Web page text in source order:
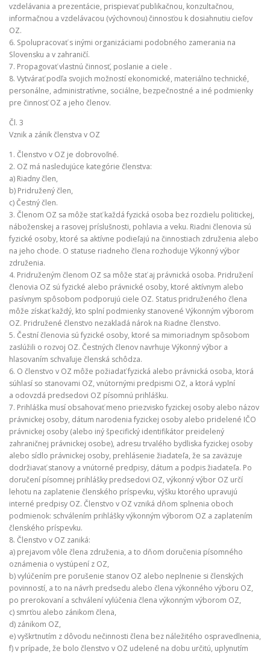
vzdelávania a prezentácie, prispievať publikačnou, konzultačnou,
informačnou a vzdelávacou (výchovnou) činnosťou k dosiahnutiu cieľov
OZ.
6. Spolupracovať s inými organizáciami podobného zamerania na
Slovensku a v zahraničí.
7. Propagovať vlastnú činnosť, poslanie a ciele .
8. Vytvárať podľa svojich možností ekonomické, materiálno technické,
personálne, administratívne, sociálne, bezpečnostné a iné podmienky
pre činnosť OZ a jeho členov.
Čl. 3
Vznik a zánik členstva v OZ
1. Členstvo v OZ je dobrovoľné.
2. OZ má nasledujúce kategórie členstva:
a) Riadny člen,
b) Pridružený člen,
c) Čestný člen.
3. Členom OZ sa môže stať každá fyzická osoba bez rozdielu politickej,
náboženskej a rasovej príslušnosti, pohlavia a veku. Riadni členovia sú
fyzické osoby, ktoré sa aktívne podieľajú na činnostiach združenia alebo
na jeho chode. O statuse riadneho člena rozhoduje Výkonný výbor
združenia.
4. Pridruženým členom OZ sa môže stať aj právnická osoba. Pridružení
členovia OZ sú fyzické alebo právnické osoby, ktoré aktívnym alebo
pasívnym spôsobom podporujú ciele OZ. Status pridruženého člena
môže získať každý, kto splní podmienky stanovené Výkonným výborom
OZ. Pridružené členstvo nezakladá nárok na Riadne členstvo.
5. Čestní členovia sú fyzické osoby, ktoré sa mimoriadnym spôsobom
zaslúžili o rozvoj OZ. Čestných členov navrhuje Výkonný výbor a
hlasovaním schvaľuje členská schôdza.
6. O členstvo v OZ môže požiadať fyzická alebo právnická osoba, ktorá
súhlasí so stanovami OZ, vnútornými predpismi OZ, a ktorá vyplní
a odovzdá predsedovi OZ písomnú prihlášku.
7. Prihláška musí obsahovať meno priezvisko fyzickej osoby alebo názov
právnickej osoby, dátum narodenia fyzickej osoby alebo pridelené IČO
právnickej osoby (alebo iný špecifický identifikátor preidelený
zahraničnej právnickej osobe), adresu trvalého bydliska fyzickej osoby
alebo sídlo právnickej osoby, prehlásenie žiadateľa, že sa zaväzuje
dodržiavať stanovy a vnútorné predpisy, dátum a podpis žiadateľa. Po
doručení písomnej prihlášky predsedovi OZ, výkonný výbor OZ určí
lehotu na zaplatenie členského príspevku, výšku ktorého upravujú
interné predpisy OZ. Členstvo v OZ vzniká dňom splnenia oboch
podmienok: schválením prihlášky výkonným výborom OZ a zaplatením
členského príspevku.
8. Členstvo v OZ zaniká:
a) prejavom vôle člena združenia, a to dňom doručenia písomného
oznámenia o vystúpení z OZ,
b) vylúčením pre porušenie stanov OZ alebo neplnenie si členských
povinností, a to na návrh predsedu alebo člena výkonného výboru OZ,
po prerokovaní a schválení vylúčenia člena výkonným výborom OZ,
c) smrťou alebo zánikom člena,
d) zánikom OZ,
e) vyškrtnutím z dôvodu nečinnosti člena bez náležitého ospravedlnenia,
f) v prípade, že bolo členstvo v OZ udelené na dobu určitú, uplynutím